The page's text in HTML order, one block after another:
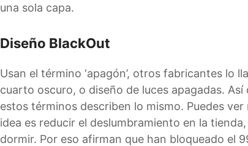
una sola capa.
Diseño BlackOut
Usan el término ‘apagón’, otros fabricantes lo
cuarto oscuro, o diseño de luces apagadas.
estos términos describen lo mismo. Puedes
idea es reducir el deslumbramiento en la
dormir. Por eso afirman que han bloqueado el